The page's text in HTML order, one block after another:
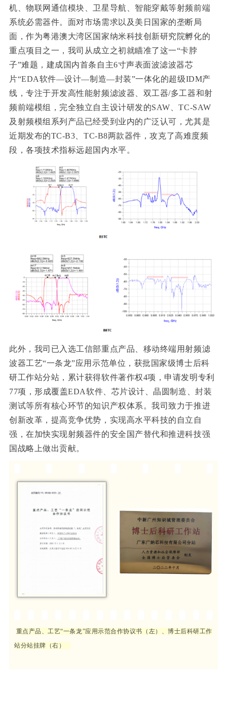
机、物联网通信模块、卫星导航、智能穿戴等射频前端
系统必需器件。面对市场需求以及美日国家的垄断局
面，作为粤港澳大湾区国家纳米科技创新研究院孵化的
重点项目之一，我司从成立之初就瞄准了这一“卡脖
子”难题，建成国内首条自主6寸声表面波滤波器芯
片“EDA软件—设计—制造—封装”一体化的超级IDM产
线，专注于开发高性能射频滤波器、双工器/多工器和射
频前端模组，完全独立自主设计研发的SAW、TC-SAW
及射频模组系列产品已经受到业内的广泛认可，尤其是
近期发布的TC-B3、TC-B8两款器件，攻克了高难度频
段，各项技术指标远超国内水平。
此外，我司已入选工信部重点产品、移动终端用射频滤
波器工艺“一条龙”应用示范单位，获批国家级博士后科
研工作站分站，累计获得软件著作权4项，申请发明专利
77项，形成覆盖EDA软件、芯片设计、晶圆制造、封装
测试等所有核心环节的知识产权体系。我司致力于推进
创新改革，提高竞争优势，实现高水平科技的自立自
强，在加快实现射频器件的安全国产替代和推进科技强
国战略上做出贡献。
重点产品、工艺“一条龙”应用示范合作协议书（左）、博士后科研工作
站分站挂牌（右）